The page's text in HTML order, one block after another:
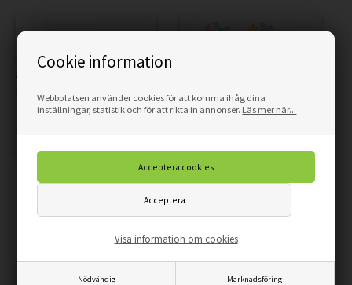
Cookie information
Webbplatsen använder cookies för att komma ihåg dina
inställningar, statistik och för att rikta in annonser. Läs mer här...
Nödvändig Marknadsföring
Visa information om cookies